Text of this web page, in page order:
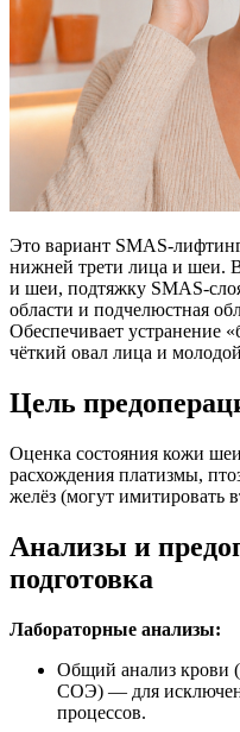
Это вариант SMAS-
нижней трети лица и шеи.
и шеи, подтяжку SMAS-
области и подчелюстная
Обеспечивает устранение
чёткий овал лица и
Цель
Оценка состояния кожи
расхождения платизмы,
желёз (могут имитировать
Анализы и
подготовка
Лабораторные анализы:
Общий анализ крови
СОЭ) — для
процессов.